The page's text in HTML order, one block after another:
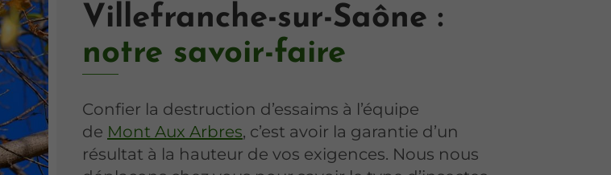
Villefranche-sur-Saône :
notre savoir-faire
Confier la destruction d’essaims à l’équipe
de Mont Aux Arbres, c’est avoir la garantie d’un
résultat à la hauteur de vos exigences. Nous nous